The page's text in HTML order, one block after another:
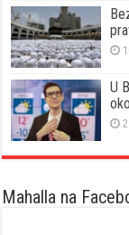
U
Mahalla na